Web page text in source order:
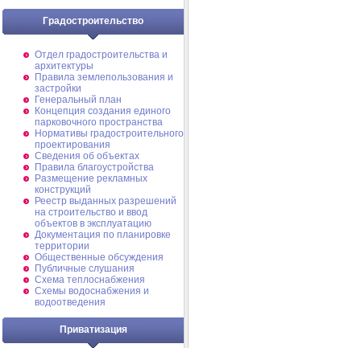
Градостроительство
Отдел градостроительства и
архитектуры
Правила землепользования и
застройки
Генеральный план
Концепция создания единого
парковочного пространства
Нормативы градостроительного
проектирования
Сведения об объектах
Правила благоустройства
Размещение рекламных
конструкций
Реестр выданных разрешений
на строительство и ввод
объектов в эксплуатацию
Документация по планировке
территории
Общественные обсуждения
Публичные слушания
Схема теплоснабжения
Схемы водоснабжения и
водоотведения
Приватизация